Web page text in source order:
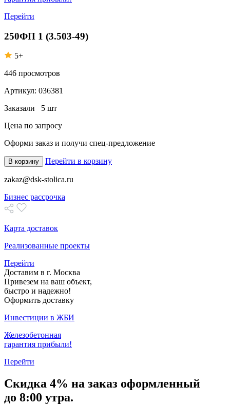
Перейти
250ФП 1 (3.503-49)
5+
446 просмотров
Артикул: 036381
Заказали 5 шт
Цена по запросу
Оформи заказ и получи спец-предложение
В корзину Перейти в корзину
zakaz@dsk-stolica.ru
Бизнес рассрочка
Карта доставок
Реализованные проекты
Перейти
Доставим в г. Москва
Привезем на ваш объект,
быстро и надежно!
Оформить доставку
Инвестиции в ЖБИ
Железобетонная
гарантия прибыли!
Перейти
Скидка 4% на заказ оформленный
до 8:00 утра.